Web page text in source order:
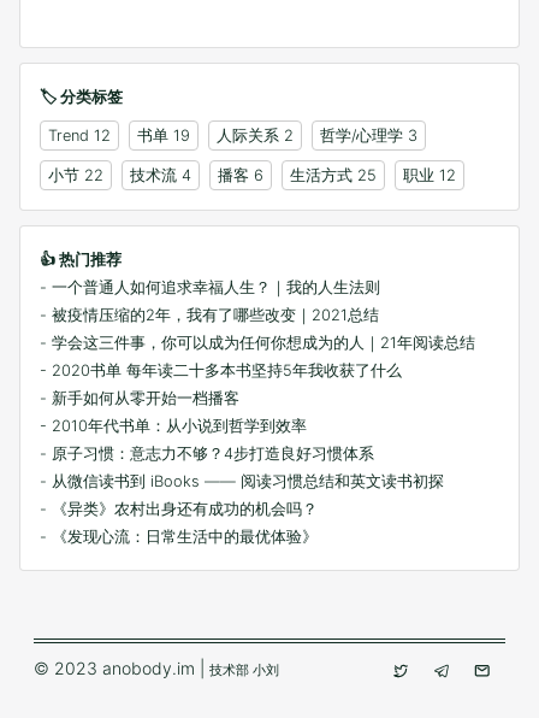
🏷️ 分类标签
Trend 12 书单 19 人际关系 2 哲学/心理学 3
小节 22 技术流 4 播客 6 生活方式 25 职业 12
👍 热门推荐
- 一个普通人如何追求幸福人生？｜我的人生法则
- 被疫情压缩的2年，我有了哪些改变｜2021总结
- 学会这三件事，你可以成为任何你想成为的人｜21年阅读总结
- 2020书单 每年读二十多本书坚持5年我收获了什么
- 新手如何从零开始一档播客
- 2010年代书单：从小说到哲学到效率
- 原子习惯：意志力不够？4步打造良好习惯体系
- 从微信读书到 iBooks —— 阅读习惯总结和英文读书初探
- 《异类》农村出身还有成功的机会吗？
- 《发现心流：日常生活中的最优体验》
© 2023 anobody.im | 技术部 小刘